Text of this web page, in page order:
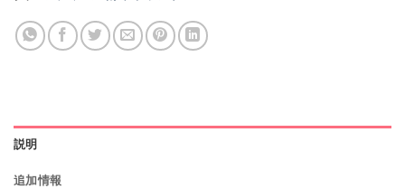
説明
追加情報